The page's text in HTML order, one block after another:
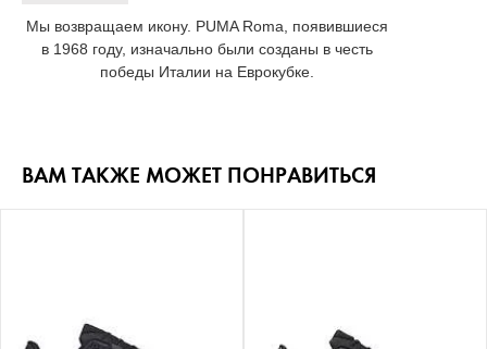
Мы возвращаем икону. PUMA Roma, появившиеся
в 1968 году, изначально были созданы в честь
победы Италии на Еврокубке.
ВАМ ТАКЖЕ МОЖЕТ ПОНРАВИТЬСЯ